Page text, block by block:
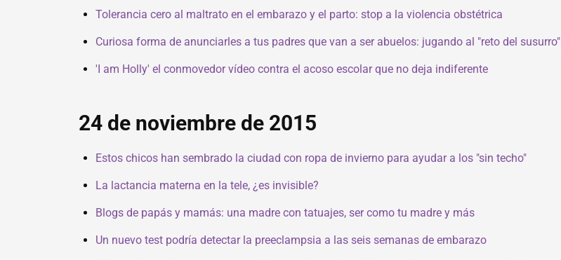
Tolerancia cero al maltrato en el embarazo y el parto: stop a la violencia obstétrica
Curiosa forma de anunciarles a tus padres que van a ser abuelos: jugando al "reto del susurro"
'I am Holly' el conmovedor vídeo contra el acoso escolar que no deja indiferente
24 de noviembre de 2015
Estos chicos han sembrado la ciudad con ropa de invierno para ayudar a los "sin techo"
La lactancia materna en la tele, ¿es invisible?
Blogs de papás y mamás: una madre con tatuajes, ser como tu madre y más
Un nuevo test podría detectar la preeclampsia a las seis semanas de embarazo